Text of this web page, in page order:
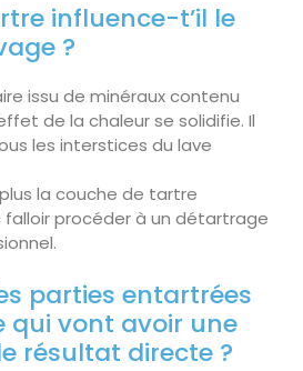
influence-t’il le
?
issu de minéraux contenu
de la chaleur se solidifie. Il
les interstices du lave
la couche de tartre
falloir procéder à un détartrage
parties entartrées
qui vont avoir une
résultat directe ?